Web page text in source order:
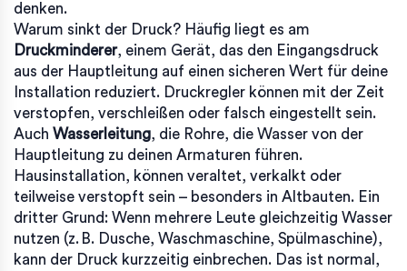
denken.
Warum sinkt der Druck? Häufig liegt es am
Druckminderer, einem Gerät, das den Eingangsdruck
aus der Hauptleitung auf einen sicheren Wert für deine
Installation reduziert. Druckregler können mit der Zeit
verstopfen, verschleißen oder falsch eingestellt sein.
Auch Wasserleitung, die Rohre, die Wasser von der
Hauptleitung zu deinen Armaturen führen.
Hausinstallation, können veraltet, verkalkt oder
teilweise verstopft sein – besonders in Altbauten. Ein
dritter Grund: Wenn mehrere Leute gleichzeitig Wasser
nutzen (z. B. Dusche, Waschmaschine, Spülmaschine),
kann der Druck kurzzeitig einbrechen. Das ist normal,